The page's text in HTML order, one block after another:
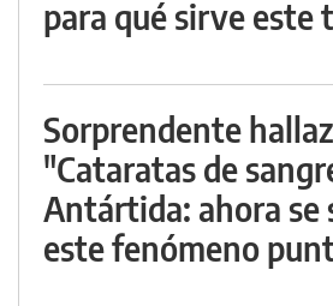
para qué sirve este
Sorprendente
"Cataratas de
Antártida: ahora se
este fenómeno